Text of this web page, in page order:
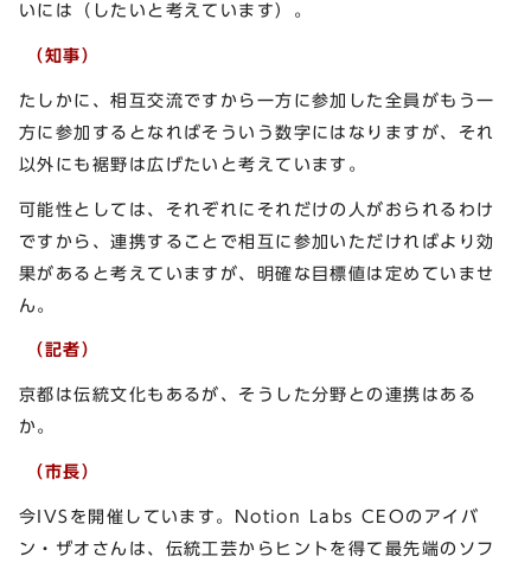
いには（したいと考えています）。
（知事）
たしかに、相互交流ですから一方に参加した全員がもう一
方に参加するとなればそういう数字にはなりますが、それ
以外にも裾野は広げたいと考えています。
可能性としては、それぞれにそれだけの人がおられるわけ
ですから、連携することで相互に参加いただければより効
果があると考えていますが、明確な目標値は定めていませ
ん。
（記者）
京都は伝統文化もあるが、そうした分野との連携はある
か。
（市長）
今IVSを開催しています。Notion Labs CEOのアイバ
ン・ザオさんは、伝統工芸からヒントを得て最先端のソフ